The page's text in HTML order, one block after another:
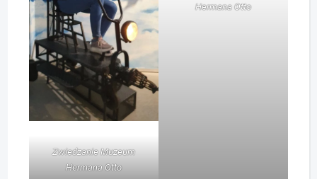
Zwiedzanie Muzeum
Hermana Otto
Hermana Otto